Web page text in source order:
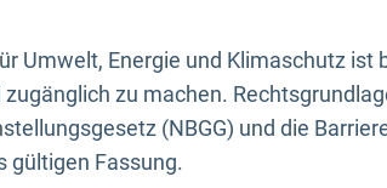
Umwelt, Energie und Klimaschutz ist
zugänglich zu machen.
(NBGG) und die
gültigen Fassung.